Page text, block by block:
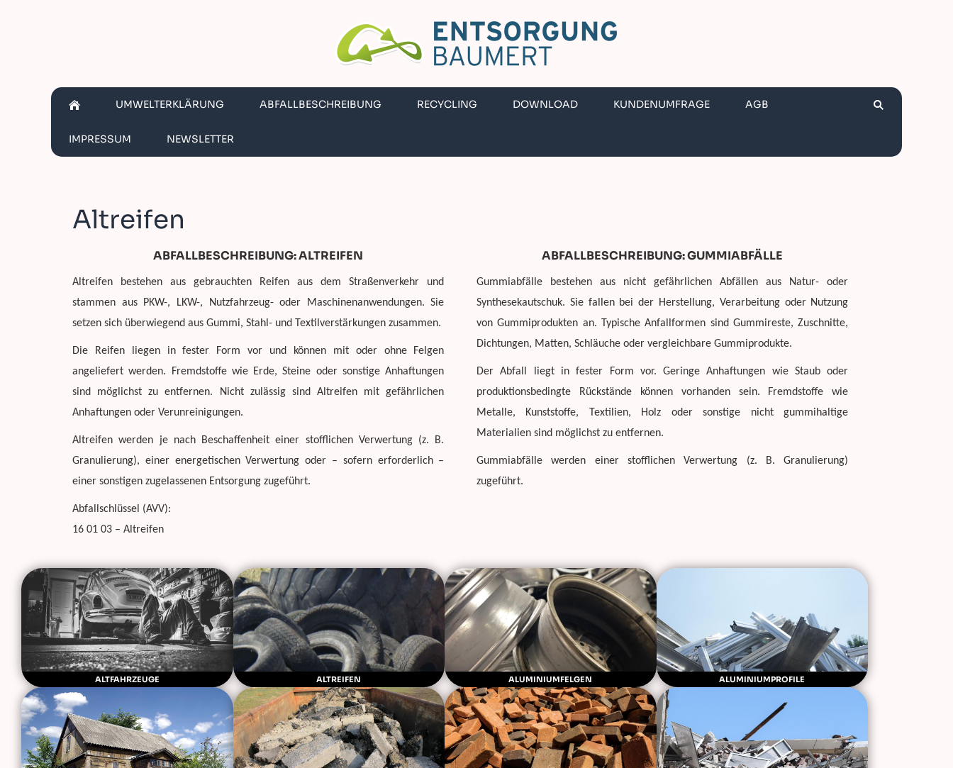
UMWELTERKLÄRUNG ABFALLBESCHREIBUNG RECYCLING DOWNLOAD KUNDENUMFRAGE AGB
IMPRESSUM NEWSLETTER
Altreifen
ABFALLBESCHREIBUNG: ALTREIFEN
Altreifen bestehen aus gebrauchten Reifen aus dem Straßenverkehr und
stammen aus PKW-, LKW-, Nutzfahrzeug- oder Maschinenanwendungen. Sie
setzen sich überwiegend aus Gummi, Stahl- und Textilverstärkungen zusammen.
Die Reifen liegen in fester Form vor und können mit oder ohne Felgen
angeliefert werden. Fremdstoffe wie Erde, Steine oder sonstige Anhaftungen
sind möglichst zu entfernen. Nicht zulässig sind Altreifen mit gefährlichen
Anhaftungen oder Verunreinigungen.
Altreifen werden je nach Beschaffenheit einer stofflichen Verwertung (z. B.
Granulierung), einer energetischen Verwertung oder – sofern erforderlich –
einer sonstigen zugelassenen Entsorgung zugeführt.
Abfallschlüssel (AVV):
16 01 03 – Altreifen
ABFALLBESCHREIBUNG: GUMMIABFÄLLE
Gummiabfälle bestehen aus nicht gefährlichen Abfällen aus Natur- oder
Synthesekautschuk. Sie fallen bei der Herstellung, Verarbeitung oder Nutzung
von Gummiprodukten an. Typische Anfallformen sind Gummireste, Zuschnitte,
Dichtungen, Matten, Schläuche oder vergleichbare Gummiprodukte.
Der Abfall liegt in fester Form vor. Geringe Anhaftungen wie Staub oder
produktionsbedingte Rückstände können vorhanden sein. Fremdstoffe wie
Metalle, Kunststoffe, Textilien, Holz oder sonstige nicht gummihaltige
Materialien sind möglichst zu entfernen.
Gummiabfälle werden einer stofflichen Verwertung (z. B. Granulierung)
zugeführt.
ALTFAHRZEUGE ALTREIFEN ALUMINIUMFELGEN ALUMINIUMPROFILE